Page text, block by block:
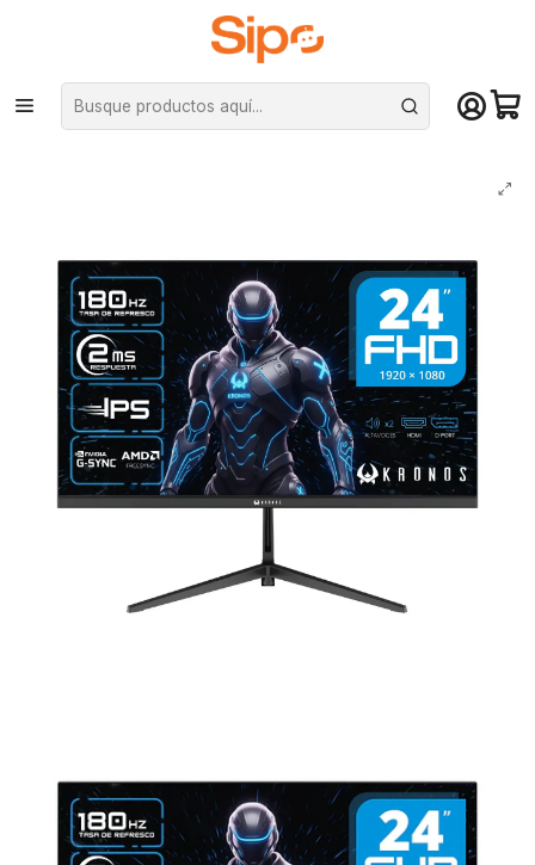
¡Compra hasta mediodía y recibe hoy! De lunes a sábado en el gran
Santiago. Envío gratis desde $29.990
Inicio Marcas Kronos
Monitor Gamer Kronos Rift Series, 24", FHD, 180Hz, IPS, 2ms